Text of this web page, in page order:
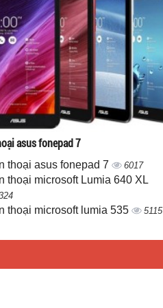
asus fonepad 7
thoại asus fonepad 7 6017
thoại microsoft Lumia 640 XL
thoại microsoft lumia 535 5115